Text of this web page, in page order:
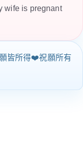
wife is pregnant
皆所得❤️祝願所有